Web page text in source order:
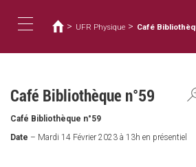
main
navigation
are
here
> UFR Physique > Café
Café Bibliothèque n°59
Café Bibliothèque n°59
Date – Mardi 14 Février 2023 à 13h en présentiel